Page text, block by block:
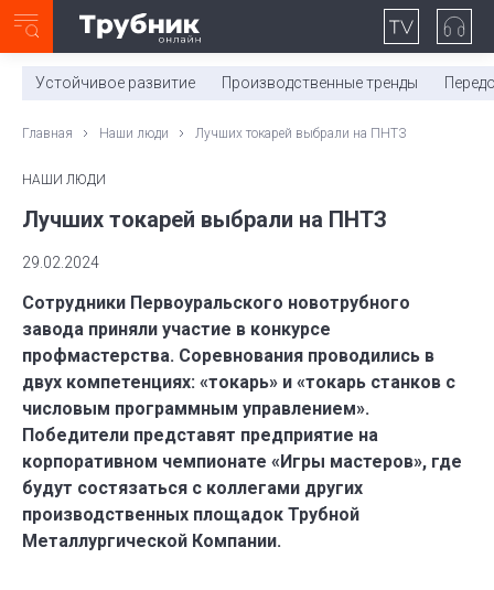
0:00/ 11:03
Устойчивое развитие Производственные тренды
Главная Наши люди Лучших токарей выбрали на ПНТЗ
НАШИ ЛЮДИ
Лучших токарей выбрали на ПНТЗ
29.02.2024
Сотрудники Первоуральского новотрубного
завода приняли участие в конкурсе
профмастерства. Соревнования проводились в
двух компетенциях: «токарь» и «токарь станков с
числовым программным управлением».
Победители представят предприятие на
корпоративном чемпионате «Игры мастеров», где
будут состязаться с коллегами других
производственных площадок Трубной
Металлургической Компании.